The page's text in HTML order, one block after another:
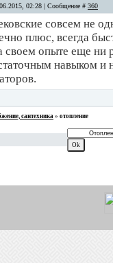
02:28 | Сообщение # 360
совсем не
плюс, всегда
своем опыте еще ни
навыком и
сантехника» отопление